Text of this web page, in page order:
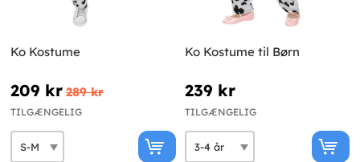
Ko Kostume
209 kr 289 kr
TILGÆNGELIG
Ko Kostume til Børn
239 kr
TILGÆNGELIG